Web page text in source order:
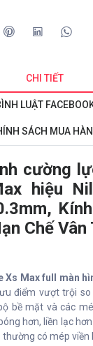
CHI TIẾT
LUẬT
SÁCH MUA
cường
hiệu
Chế Vân
Xs Max full màn
điểm vượt trội
bề mặt và các
hơn, liền lạc
có mép viền